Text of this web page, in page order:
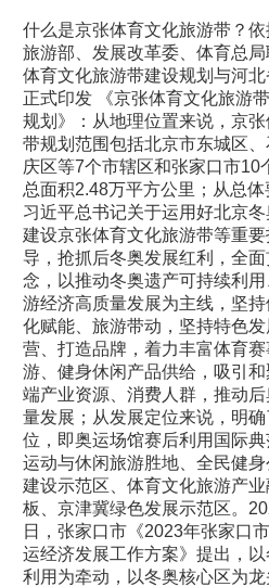
什么是京张体育文化旅游带？
旅游部、发展改革委、体育总
体育文化旅游带建设规划与河
正式印发 《京张体育文化旅游
规划》：从地理位置来说，京
带规划范围包括北京市东城区
庆区等7个市辖区和张家口市10
总面积2.48万平方公里；从总体
习近平总书记关于运用好北京
建设京张体育文化旅游带等重
导，抢抓后冬奥发展红利，全
念，以推动冬奥遗产可持续利
游经济高质量发展为主线，坚
化赋能、旅游带动，坚持特色
营、打造品牌，着力丰富体育
游、健身休闲产品供给，吸引
端产业资源、消费人群，推动
量发展；从发展定位来说，明
位，即奥运场馆赛后利用国际
运动与休闲旅游胜地、全民健
建设示范区、体育文化旅游产
板、京津冀绿色发展示范区。
日，张家口市《2023年张家口
运经济发展工作方案》提出，
利用为牵动，以冬奥核心区为